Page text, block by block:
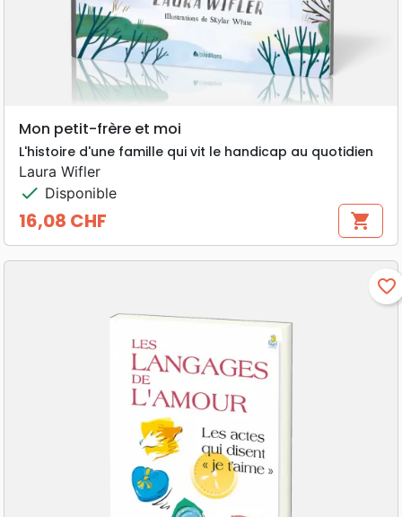
Mon petit-frère et moi
L'histoire d'une famille qui vit le handicap au quotidien
Laura Wifler
check Disponible
Prix
16,08 CHF shopping_cart
favorite_border